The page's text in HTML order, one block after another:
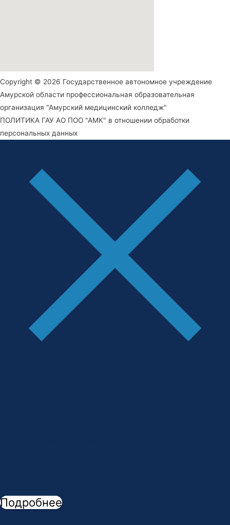
Copyright © 2026 Государственное автономное учреждение
Амурской области профессиональная образовательная
организация "Амурский медицинский колледж"
ПОЛИТИКА ГАУ АО ПОО "АМК" в отношении обработки
персональных данных
Подробнее